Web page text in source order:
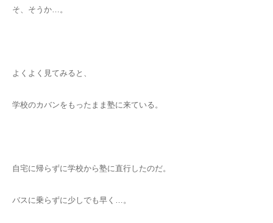
そ、そうか…。
よくよく見てみると、
学校のカバンをもったまま塾に来ている。
自宅に帰らずに学校から塾に直行したのだ。
バスに乗らずに少しでも早く…。